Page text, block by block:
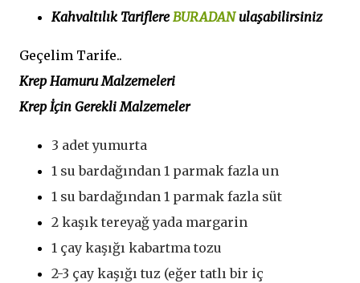
Kahvaltılık TariflereBURADANulaşabilirsiniz
Geçelim Tarife..
Krep Hamuru Malzemeleri
Krep İçin Gerekli Malzemeler
3 adet yumurta
1 su bardağından 1 parmak fazla un
1 su bardağından 1 parmak fazla süt
2 kaşık tereyağ yada margarin
1 çay kaşığı kabartma tozu
2-3 çay kaşığı tuz (eğer tatlı bir iç